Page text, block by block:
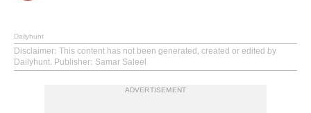
Dailyhunt
Disclaimer: This content has not been generated, created or edited by
Dailyhunt. Publisher: Samar Saleel
ADVERTISEMENT